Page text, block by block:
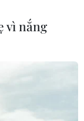
vì nắng